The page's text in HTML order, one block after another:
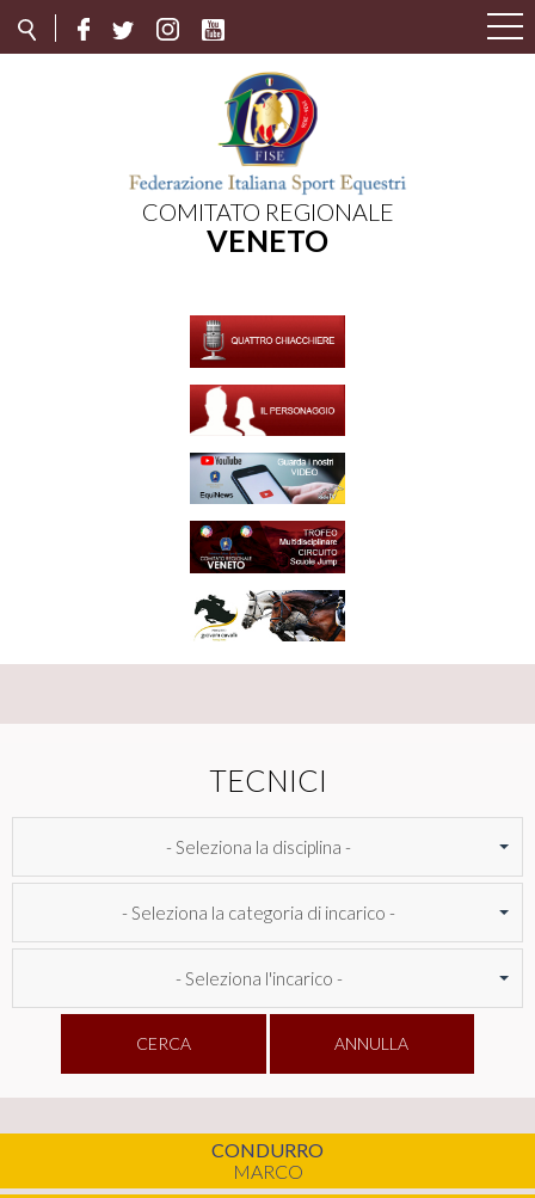
COMITATO REGIONALE
VENETO
TECNICI
- Seleziona la disciplina -
- Seleziona la categoria di incarico -
- Seleziona l'incarico -
CERCA ANNULLA
CONDURRO
MARCO